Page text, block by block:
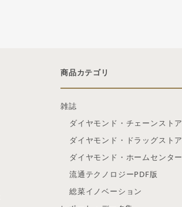
商品カテゴリ
雑誌
ダイヤモンド・チェーンストア
ダイヤモンド・ドラッグストア
ダイヤモンド・ホームセンター
流通テクノロジーPDF版
総菜イノベーション